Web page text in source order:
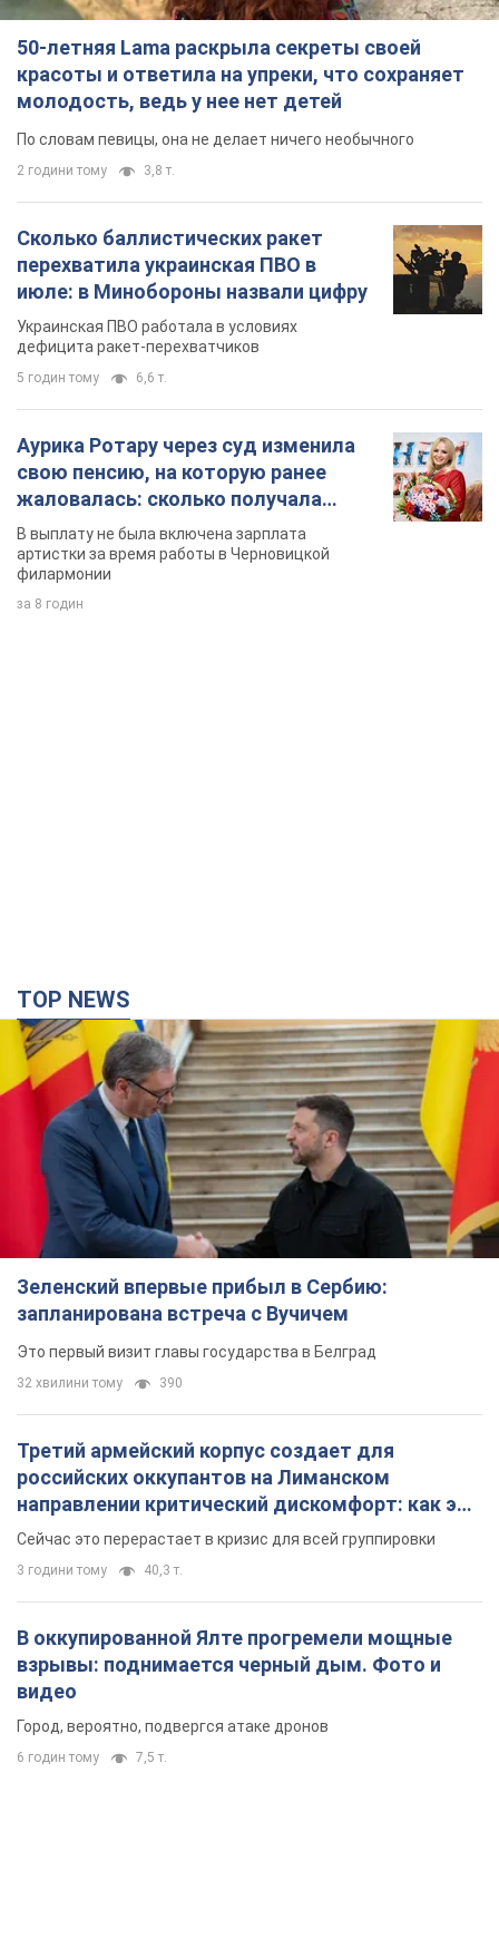
50-летняя Lama раскрыла секреты своей
красоты и ответила на упреки, что сохраняет
молодость, ведь у нее нет детей
По словам певицы, она не делает ничего необычного
2 години тому 3,8 т.
Сколько баллистических ракет
перехватила украинская ПВО в
июле: в Минобороны назвали цифру
Украинская ПВО работала в условиях
дефицита ракет-перехватчиков
5 годин тому 6,6 т.
Аурика Ротару через суд изменила
свою пенсию, на которую ранее
жаловалась: сколько получала
певица
В выплату не была включена зарплата
артистки за время работы в Черновицкой
филармонии
за 8 годин
TOP NEWS
Зеленский впервые прибыл в Сербию:
запланирована встреча с Вучичем
Это первый визит главы государства в Белград
32 хвилини тому 390
Третий армейский корпус создает для
российских оккупантов на Лиманском
направлении критический дискомфорт: как это
удалось
Сейчас это перерастает в кризис для всей группировки
3 години тому 40,3 т.
В оккупированной Ялте прогремели мощные
взрывы: поднимается черный дым. Фото и
видео
Город, вероятно, подвергся атаке дронов
6 годин тому 7,5 т.